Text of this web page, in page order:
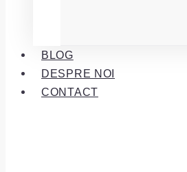
BLOG
DESPRE NOI
CONTACT